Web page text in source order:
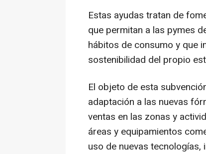
Estas ayudas tratan de
que permitan a las pymes
hábitos de consumo y que
sostenibilidad del propio
El objeto de esta
adaptación a las nuevas
ventas en las zonas y
áreas y equipamientos
uso de nuevas